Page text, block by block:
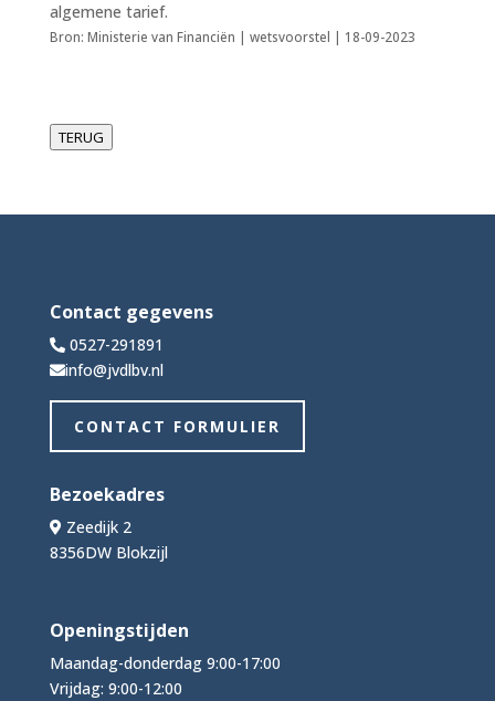
algemene tarief.
Bron: Ministerie van Financiën | wetsvoorstel | 18-09-2023
TERUG
Contact gegevens
0527-291891
info@jvdlbv.nl
CONTACT FORMULIER
Bezoekadres
Zeedijk 2
8356DW Blokzijl
Openingstijden
Maandag-donderdag 9:00-17:00
Vrijdag: 9:00-12:00